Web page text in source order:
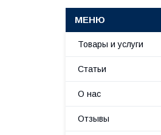
Товары и услуги
Статьи
О нас
Отзывы